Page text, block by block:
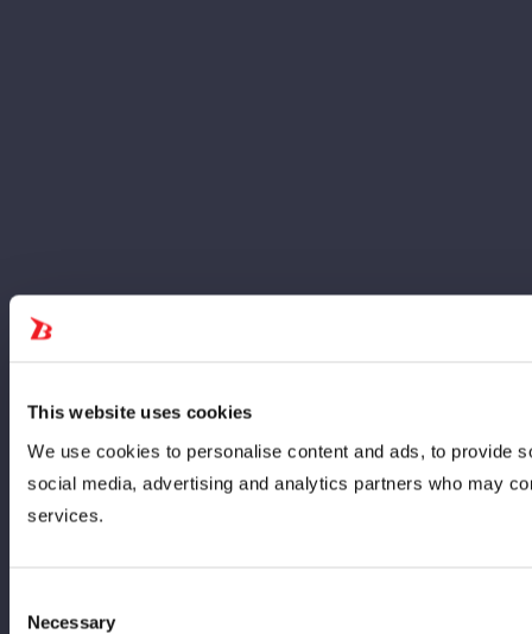
This website uses cookies
We use cookies to personalise content and ads, to provide
social media, advertising and analytics partners who may
services.
Selection
Necessary